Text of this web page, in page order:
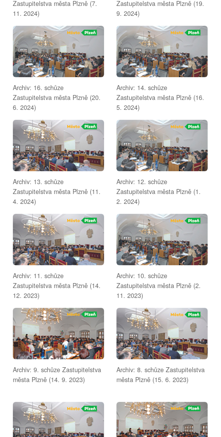
Zastupitelstva města Plzně (7.
11. 2024)
Zastupitelstva města Plzně (19.
9. 2024)
Archiv: 16. schůze
Zastupitelstva města Plzně (20.
6. 2024)
Archiv: 14. schůze
Zastupitelstva města Plzně (16.
5. 2024)
Archiv: 13. schůze
Zastupitelstva města Plzně (11.
4. 2024)
Archiv: 12. schůze
Zastupitelstva města Plzně (1.
2. 2024)
Archiv: 11. schůze
Zastupitelstva města Plzně (14.
12. 2023)
Archiv: 10. schůze
Zastupitelstva města Plzně (2.
11. 2023)
Archiv: 9. schůze Zastupitelstva
města Plzně (14. 9. 2023)
Archiv: 8. schůze Zastupitelstva
města Plzně (15. 6. 2023)